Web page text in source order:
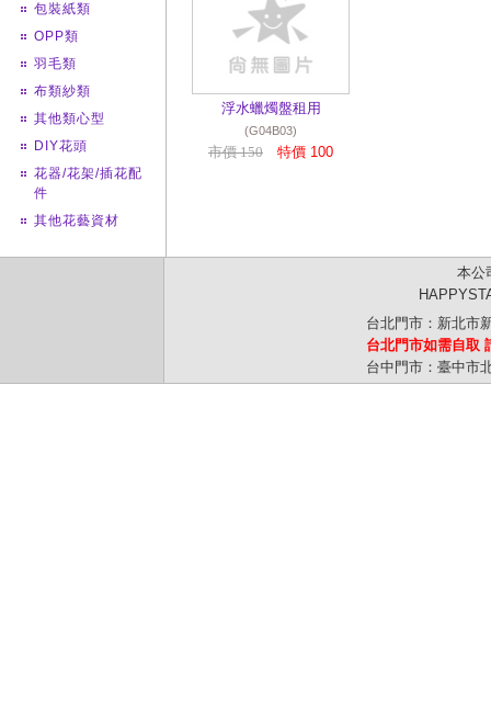
包裝紙類
OPP類
羽毛類
布類紗類
其他類心型
DIY花頭
花器/花架/插花配
件
其他花藝資材
浮水蠟燭盤租用
(G04B03)
市價 150 特價 100
本公
台北門市：新北市
台北門市如需自取
台中門市：臺中市